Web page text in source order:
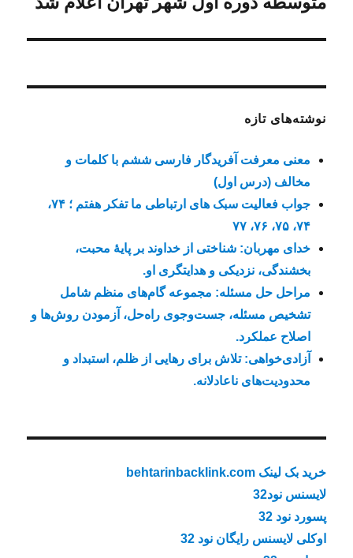
نوشته‌های تازه
معنی معرفت آفریدگار فارسی ششم با کلمات و
مخالف (درس اول)
جواب فعالیت سبک های ارتباطی ما تفکر هفتم ؛ ۷۴،
۷۴، ۷۵، ۷۶، ۷۷
خدای مهربان: شناختی از خداوند بر پایهٔ محبت،
بخشندگی، نزدیکی و هدایتگری او.
مراحل حل مسئله: مجموعه گام‌های منظم شامل
تشخیص مسئله، جست‌وجوی راه‌حل، آزمودن روش‌ها و
اصلاح عملکرد.
آزادی‌خواهی: تلاش برای رهایی از ظلم، استبداد و
محدودیت‌های ناعادلانه.
خرید بک لینک behtarinbacklink.com
لایسنس نود32
پسورد نود 32
اوکلی لایسنس رایگان نود 32